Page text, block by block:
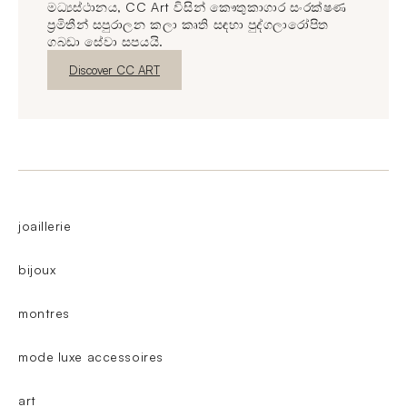
මධ්‍යස්ථානය, CC Art විසින් කෞතුකාගාර සංරක්ෂණ
ප්‍රමිතීන් සපුරාලන කලා කෘති සඳහා පුද්ගලාරෝපිත
ගබඩා සේවා සපයයි.
නව කවුළුව
Discover CC ART
joaillerie
bijoux
montres
mode luxe accessoires
art